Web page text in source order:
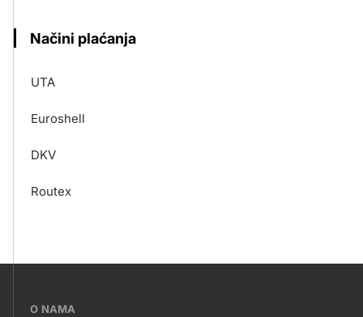
Načini plaćanja
UTA
Euroshell
DKV
Routex
???O NAMA